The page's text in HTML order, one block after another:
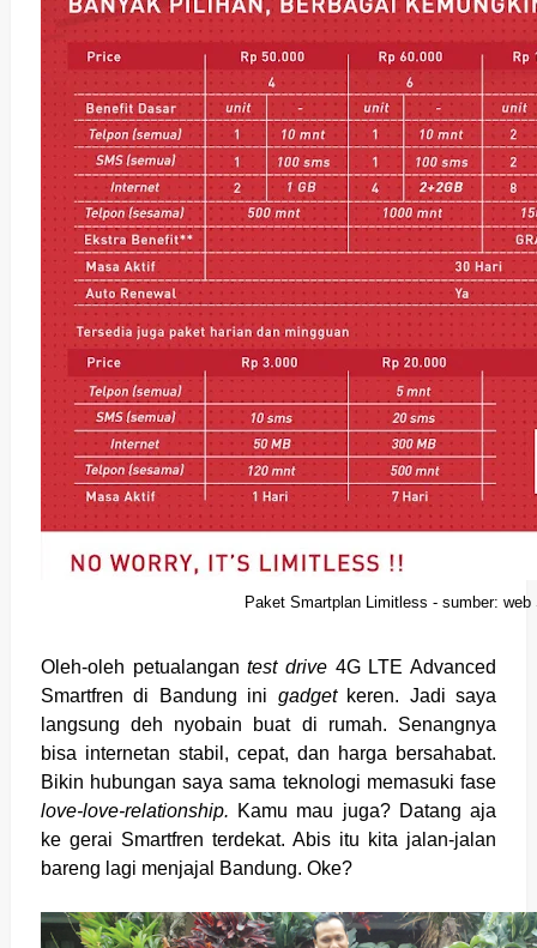
Paket Smartplan Limitless - sumber: web
Oleh-oleh petualangantest drive 4G LTE Advanced
Smartfren di Bandung ini gadget keren. Jadi saya
langsung deh nyobain buat di rumah. Senangnya
bisa internetan stabil, cepat, dan harga bersahabat.
Bikin hubungan saya sama teknologi memasuki fase
love-love-relationship. Kamu mau juga? Datang aja
ke gerai Smartfren terdekat. Abis itu kita jalan-jalan
bareng lagi menjajal Bandung. Oke?